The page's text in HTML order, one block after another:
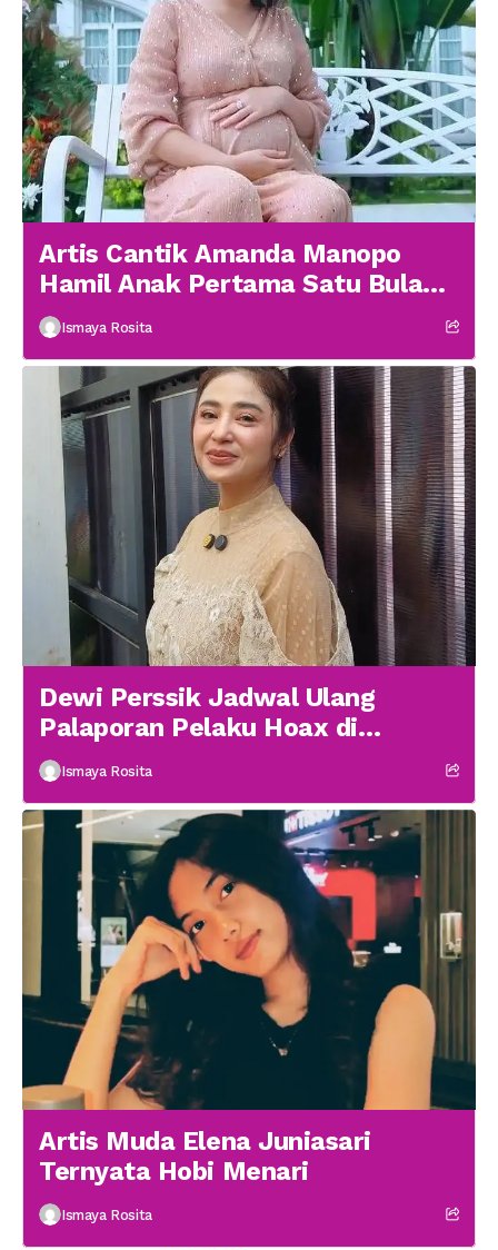
Artis Cantik Amanda Manopo
Hamil Anak Pertama Satu Bulan
menikah
Ismaya Rosita
Dewi Perssik Jadwal Ulang
Palaporan Pelaku Hoax di
Medsos
Ismaya Rosita
Artis Muda Elena Juniasari
Ternyata Hobi Menari
Ismaya Rosita